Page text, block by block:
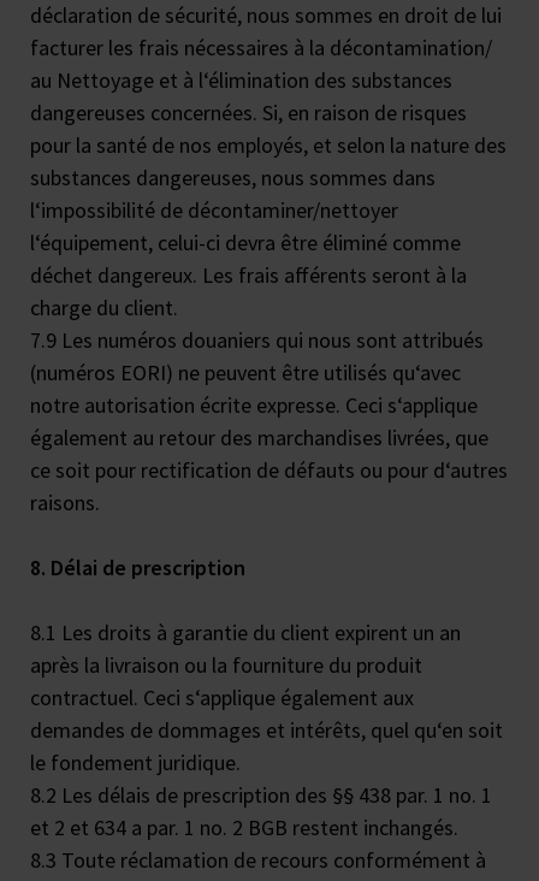
déclaration de sécurité, nous sommes en droit de lui
facturer les frais nécessaires à la décontamination/
au Nettoyage et à l‘élimination des substances
dangereuses concernées. Si, en raison de risques
pour la santé de nos employés, et selon la nature des
substances dangereuses, nous sommes dans
l‘impossibilité de décontaminer/nettoyer
l‘équipement, celui-ci devra être éliminé comme
déchet dangereux. Les frais afférents seront à la
charge du client.
7.9 Les numéros douaniers qui nous sont attribués
(numéros EORI) ne peuvent être utilisés qu‘avec
notre autorisation écrite expresse. Ceci s‘applique
également au retour des marchandises livrées, que
ce soit pour rectification de défauts ou pour d‘autres
raisons.
8. Délai de prescription
8.1 Les droits à garantie du client expirent un an
après la livraison ou la fourniture du produit
contractuel. Ceci s‘applique également aux
demandes de dommages et intérêts, quel qu‘en soit
le fondement juridique.
8.2 Les délais de prescription des §§ 438 par. 1 no. 1
et 2 et 634 a par. 1 no. 2 BGB restent inchangés.
8.3 Toute réclamation de recours conformément à